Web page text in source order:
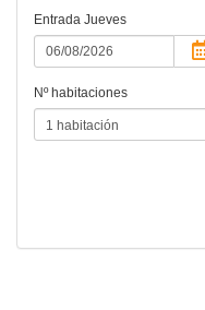
Entrada Jueves
Nº habitaciones